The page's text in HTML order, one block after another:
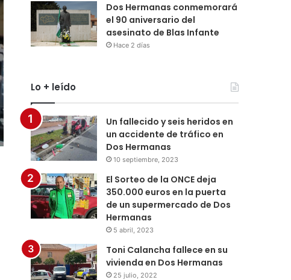
Dos Hermanas conmemorará
el 90 aniversario del
asesinato de Blas Infante
Hace 2 días
Lo + leído
Un fallecido y seis heridos en
un accidente de tráfico en
Dos Hermanas
10 septiembre, 2023
El Sorteo de la ONCE deja
350.000 euros en la puerta
de un supermercado de Dos
Hermanas
5 abril, 2023
Toni Calancha fallece en su
vivienda en Dos Hermanas
25 julio, 2022